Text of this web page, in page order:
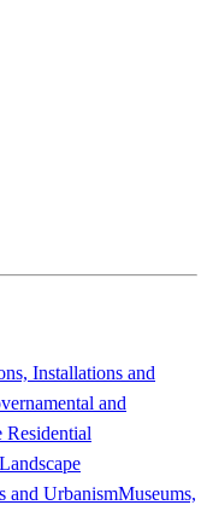
Installations and
and
Landscape
and UrbanismMuseums,